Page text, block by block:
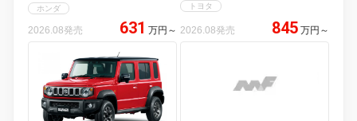
ホンダ
2026.08発売 631 万円 ～
トヨタ
2026.08発売 845 万円 ～